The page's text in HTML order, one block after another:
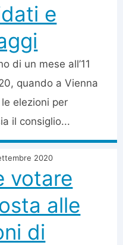
e
di un mese all’11
quando a Vienna
elezioni per
il consiglio...
2020
votare
alle
di